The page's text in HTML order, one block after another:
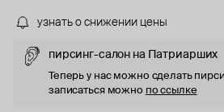
узнать о снижении цены
пирсинг-салон на Патриарших
Теперь у нас можно сделать
записаться можно по ссылке